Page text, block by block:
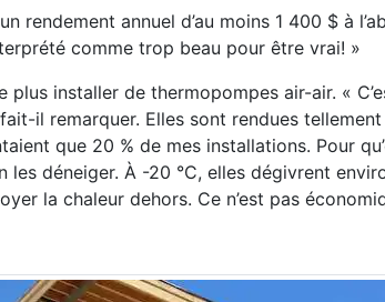
rendement annuel d’au moins 1 400 $ à
comme trop beau pour être vrai! »
plus installer de thermopompes air-air. «
il remarquer. Elles sont rendues tellement
que 20 % de mes installations. Pour
les déneiger. À -20 °C, elles dégivrent
la chaleur dehors. Ce n’est pas